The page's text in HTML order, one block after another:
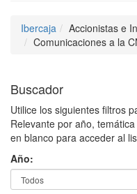
Ibercaja
Accionistas e
Comunicaciones a la
Buscador
Utilice los siguientes filtros
Relevante por año,
en blanco para acceder al
Año: